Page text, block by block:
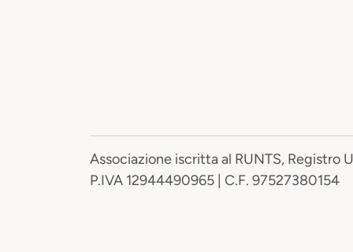
Associazione iscritta al RUNTS, Registro
P.IVA 12944490965 | C.F. 97527380154